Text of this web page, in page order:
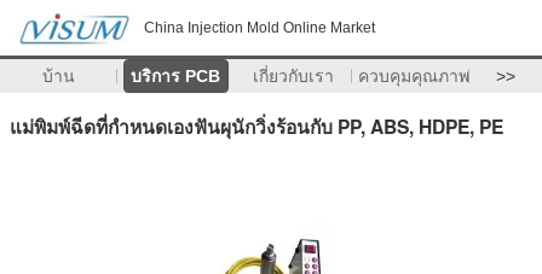
China Injection Mold Online Market
บ้าน บริการ PCB เกี่ยวกับเรา ควบคุมคุณภาพ >>
แม่พิมพ์ฉีดที่กำหนดเองฟันผุนักวิ่งร้อนกับ PP, ABS, HDPE, PE